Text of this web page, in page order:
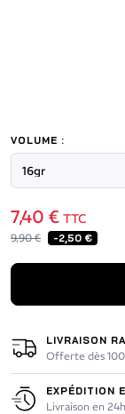
VOLUME :
7,40 € TTC
9,90 € -2,50 €
LIVRAISON
Offerte dès
EXPÉDITION
Livraison en